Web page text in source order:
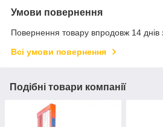
Умови повернення
Повернення товару впродовж 14 днів
Всі умови повернення
Подібні товари компанії